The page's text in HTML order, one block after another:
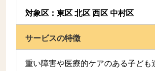
対象区：東区 北区 西区 中村区
サービスの特徴
重い障害や医療的ケアのある子ども